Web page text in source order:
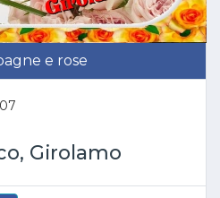
e rose
Girolamo